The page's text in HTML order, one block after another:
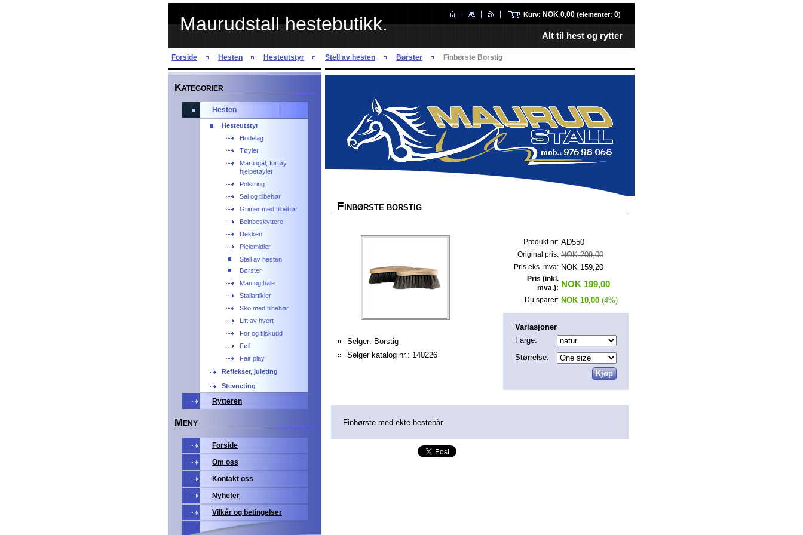
Maurudstall hestebutikk. Kurv: NOK 0,00 (elementer: 0)
Alt til hest og rytter
Forside Hesten Hesteutstyr Stell av hesten Børster Finbørste Borstig
F INBØRSTE BORSTIG
Produkt nr: AD550
Original pris: NOK 209,00
Pris eks. mva: NOK 159,20
Pris (inkl.
mva.): NOK 199,00
Du sparer: NOK 10,00 (4%)
Variasjoner
Farge:
Størrelse:
Selger: Borstig
Selger katalog nr.: 140226
Finbørste med ekte hestehår
KATEGORIER
Hesten
Hesteutstyr
Hodelag
Tøyler
Martingal, fortøy
hjelpetøyler
Polstring
Sal og tilbehør
Grimer med tilbehør
Beinbeskyttere
Dekken
Pleiemidler
Stell av hesten
Børster
Man og hale
Stallartikler
Sko med tilbehør
Litt av hvert
For og tilskudd
Føll
Fair play
Reflekser, juleting
Stevneting
Rytteren
M ENY
Forside
Om oss
Kontakt oss
Nyheter
Vilkår og betingelser